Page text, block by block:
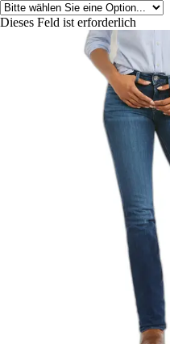
Dieses Feld ist erforderlich